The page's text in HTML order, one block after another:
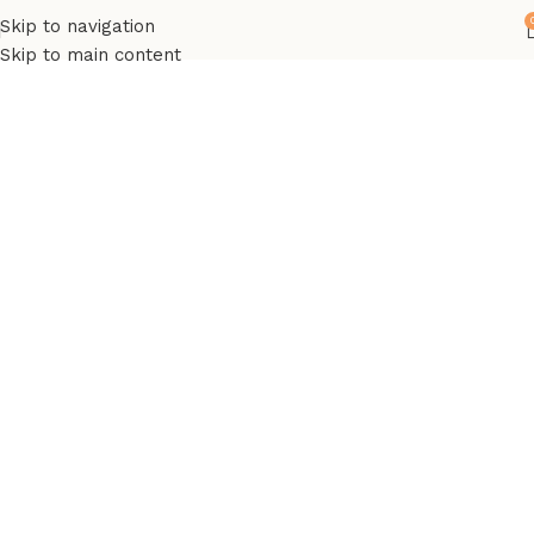
Skip to navigation
Skip to main content
Conheça mais produtos
noCategoria